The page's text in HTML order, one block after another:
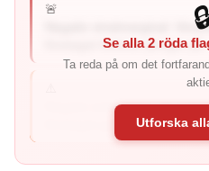
🚨
Negativ vinstmarginal:
företaget förlorar pengar
Negativ avkastning på eget
företaget genererar negativ
Se alla 2 röda
Ta reda på om det
Utforska